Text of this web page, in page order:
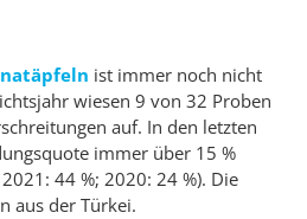
ist immer noch nicht
wiesen 9 von 32 Proben
auf. In den letzten
immer über 15 %
44 %; 2020: 24 %). Die
aus der Türkei.